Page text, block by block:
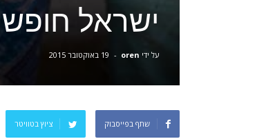
ישראל
על ידי oren
- 19 באוקטובר 2015
שתף בפייסבוק ציוץ בטוויטר